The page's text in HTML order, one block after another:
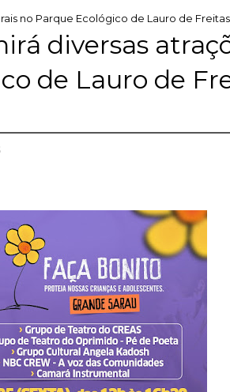
no Parque Ecológico de Lauro de
diversas
de Lauro de